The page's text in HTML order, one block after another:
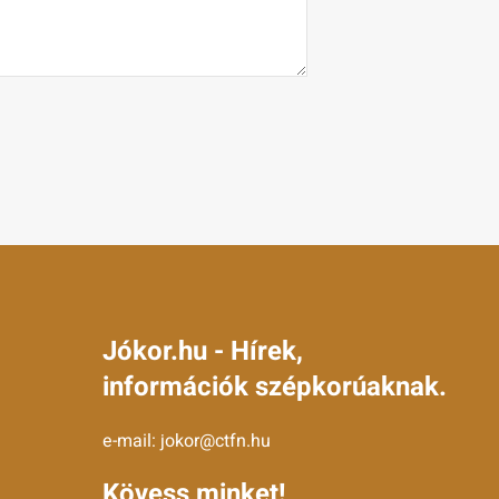
Jókor.hu - Hírek,
információk szépkorúaknak.
e-mail: jokor@ctfn.hu